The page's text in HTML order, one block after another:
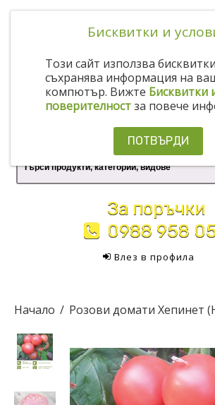
Бисквитки и
Този сайт използва
съхранява информация на
компютър. Вижте Бисквитки
поверителностза повече
ПОТВЪРДИ
За поръчки
0988 958
Влез в профила
Начало Розови домати Хепинет